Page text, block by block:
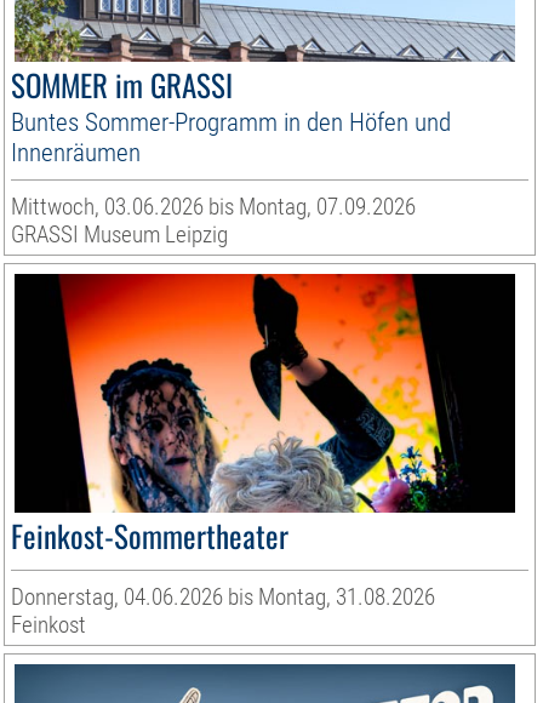
SOMMER im GRASSI
Buntes Sommer-Programm in den Höfen und
Innenräumen
Mittwoch, 03.06.2026 bis Montag, 07.09.2026
GRASSI Museum Leipzig
Feinkost-Sommertheater
Donnerstag, 04.06.2026 bis Montag, 31.08.2026
Feinkost